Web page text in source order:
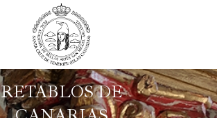
RETABLOS DE